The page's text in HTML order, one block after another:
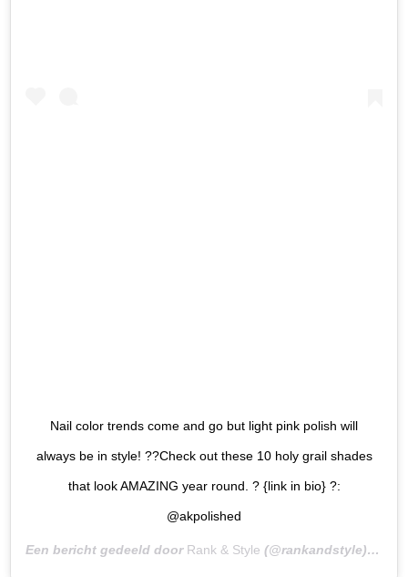
Nail color trends come and go but light pink polish will
always be in style! ??Check out these 10 holy grail shades
that look AMAZING year round. ? {link in bio} ?:
@akpolished
Een bericht gedeeld door Rank & Style (@rankandstyle) op